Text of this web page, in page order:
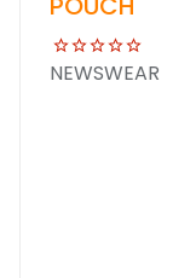
NEWSWEAR